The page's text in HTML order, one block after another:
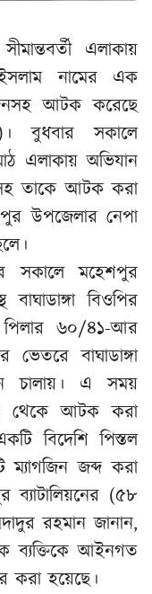
এলাকায়
নামের এক
আটক করেছে
বুধবার সকালে
এলাকায় অভিযান
তাকে আটক করা
উপজেলার নেপা
সকালে মহেশপুর
বিওপির
পিলার ৬০/৪১-আর
বাঘাডাঙ্গা
চালায়। এ সময়
থেকে আটক করা
বিদেশি পিস্তল
জব্দ করা
(৫৮
রহমান জানান,
ব্যক্তিকে আইনগত
করা হয়েছে।